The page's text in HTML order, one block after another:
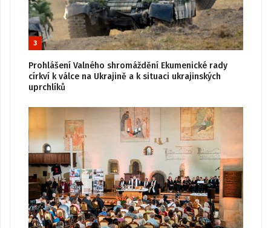
3
Prohlášení Valného shromáždění Ekumenické rady
církví k válce na Ukrajině a k situaci ukrajinských
uprchlíků